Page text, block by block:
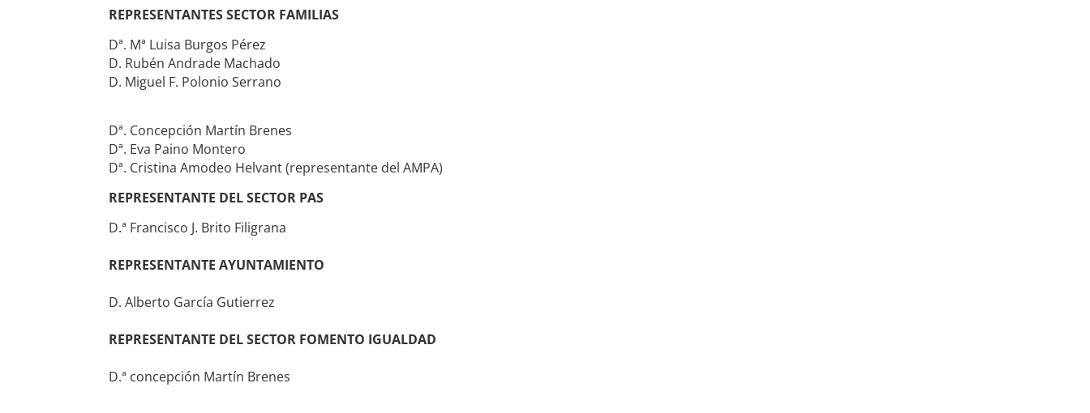
REPRESENTANTES SECTOR FAMILIAS
Dª. Mª Luisa Burgos Pérez
D. Rubén Andrade Machado
D. Miguel F. Polonio Serrano
Dª. Concepción Martín Brenes
Dª. Eva Paino Montero
Dª. Cristina Amodeo Helvant (representante del AMPA)
REPRESENTANTE DEL SECTOR PAS
D.ª Francisco J. Brito Filigrana
REPRESENTANTE AYUNTAMIENTO
D. Alberto García Gutierrez
REPRESENTANTE DEL SECTOR FOMENTO IGUALDAD
D.ª concepción Martín Brenes